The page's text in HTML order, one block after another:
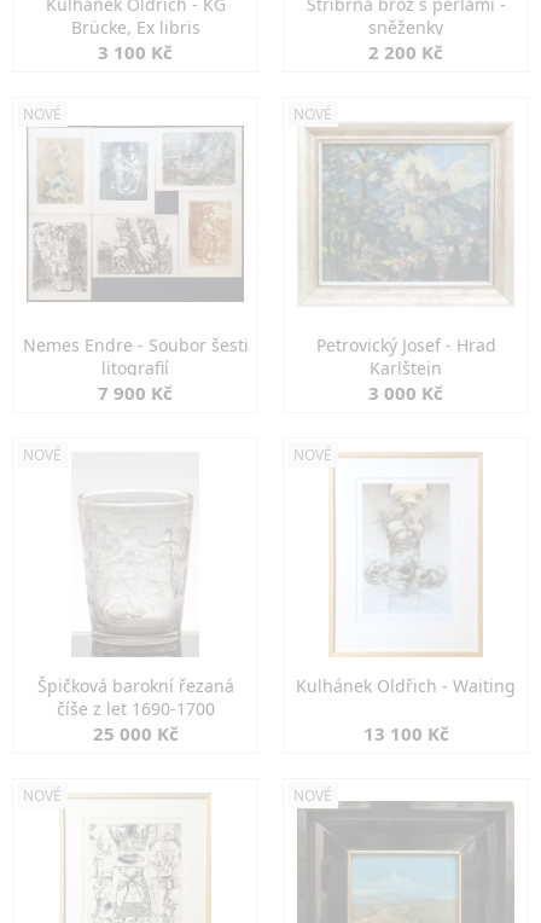
Brücke, Ex libris
3 100 Kč
sněženky
2 200 Kč
NOVÉ
Nemes Endre - Soubor šesti
litografií
7 900 Kč
NOVÉ
Petrovický Josef - Hrad
Karlštejn
3 000 Kč
NOVÉ
Špičková barokní řezaná
číše z let 1690-1700
25 000 Kč
NOVÉ
Kulhánek Oldřich - Waiting
13 100 Kč
NOVÉ NOVÉ